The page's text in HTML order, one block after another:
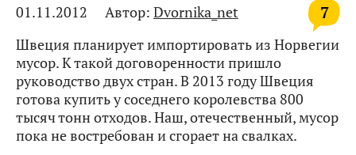
7
01.11.2012 Автор: Dvornika_net
Швеция планирует импортировать из Норвегии
мусор. К такой договоренности пришло
руководство двух стран. В 2013 году Швеция
готова купить у соседнего королевства 800
тысяч тонн отходов. Наш, отечественный, мусор
пока не востребован и сгорает на свалках.